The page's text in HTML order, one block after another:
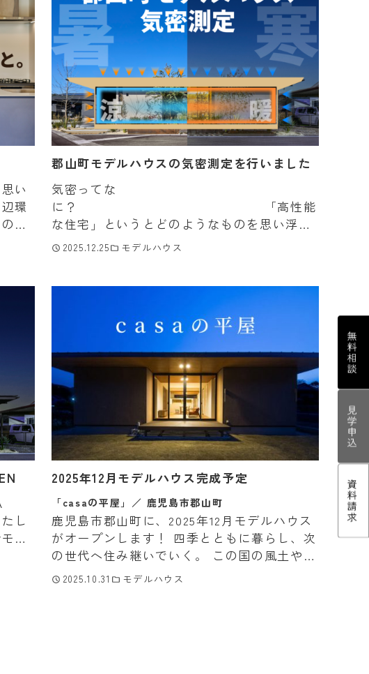
い
環
要
。
郡山町モデルハウスの気密測定を行いました
気密ってな
に？ 「高性能
な住宅」というとどのようなものを思い浮か
べますか？・最先端の住宅設備・断熱性能が
2025.12.25 モデルハウス
し
デ
暮
2025年12月モデルハウス完成予定
「casaの平屋」 ／ 鹿児島市郡山町
鹿児島市郡山町に、2025年12月モデルハウス
がオープンします！ 四季とともに暮らし、次
の世代へ住み継いでいく。 この国の風土や家
族が育んできた、平屋というカタチ。 高いデ
2025.10.31 モデルハウス